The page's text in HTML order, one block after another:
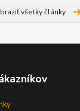
všetky články